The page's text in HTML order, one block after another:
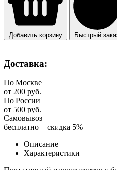
Добавить корзину Быстрый
Доставка:
По Москве
от 200 руб.
По России
от 500 руб.
Самовывоз
бесплатно + скидка 5%
Описание
Характеристики